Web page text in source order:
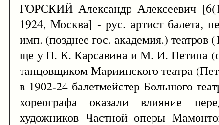
ГОРСКИЙ Александр Алексеевич
1924, Москва] - рус. артист балета,
имп. (позднее гос. академия.) театров
ще у П. К. Карсавина и М. И. Петипа
танцовщиком Мариинского театра
в 1902-24 балетмейстер Большого
хореографа оказали влияние
художников Частной оперы